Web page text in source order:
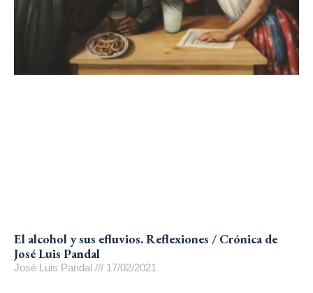
El alcohol y sus efluvios. Reflexiones / Crónica de
José Luis Pandal
José Luis Pandal 17/02/2021